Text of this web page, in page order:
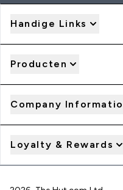
Handige Links
Producten
Company
Loyalty & Rewards